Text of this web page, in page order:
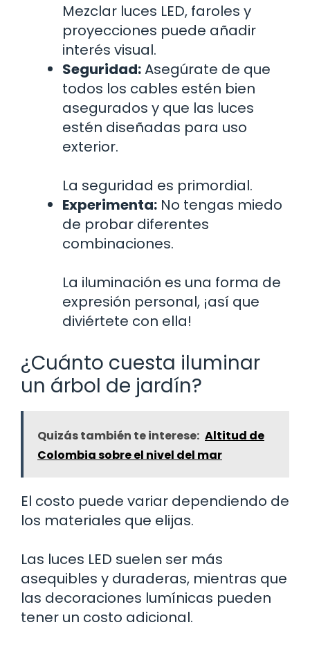
Mezclar luces LED, faroles y
proyecciones puede añadir
interés visual.
Seguridad:Asegúrate de que
todos los cables estén bien
asegurados y que las luces
estén diseñadas para uso
exterior.
La seguridad es primordial.
Experimenta: No tengas miedo
de probar diferentes
combinaciones.
La iluminación es una forma de
expresión personal, ¡así que
diviértete con ella!
¿Cuánto cuesta iluminar
un árbol de jardín?
Quizás también te interese: Altitud de
Colombia sobre el nivel del mar
El costo puede variar dependiendo de
los materiales que elijas.
Las luces LED suelen ser más
asequibles y duraderas, mientras que
las decoraciones lumínicas pueden
tener un costo adicional.